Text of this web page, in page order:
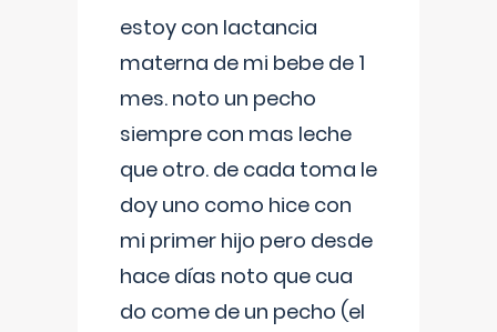
estoy con lactancia
materna de mi bebe de 1
mes. noto un pecho
siempre con mas leche
que otro. de cada toma le
doy uno como hice con
mi primer hijo pero desde
hace días noto que cua
do come de un pecho (el